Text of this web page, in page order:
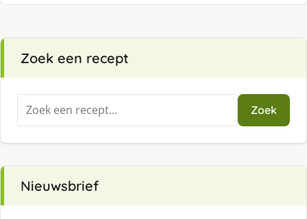
Zoek een recept
Zoeken
naar:
Zoek
Nieuwsbrief